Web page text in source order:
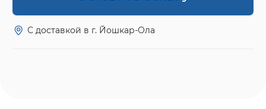
С доставкой в г. Йошкар-Ола